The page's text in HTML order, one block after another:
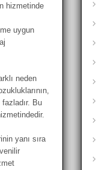
hizmetinde
uygun
neden
Bu
yanı sıra